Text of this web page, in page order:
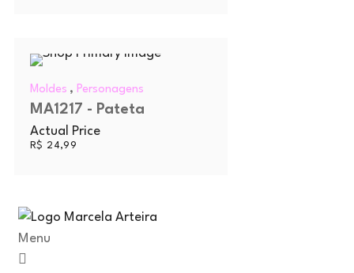
Moldes , Personagens
MA1217 - Pateta
Actual Price
R$ 24,99
Menu